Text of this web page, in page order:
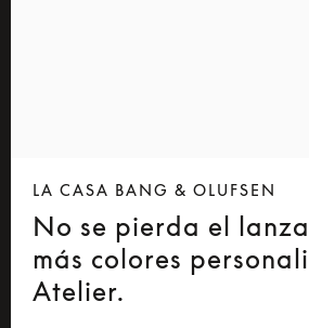
LA CASA BANG & OLUFSEN
No se pierda el
más colores
Atelier.